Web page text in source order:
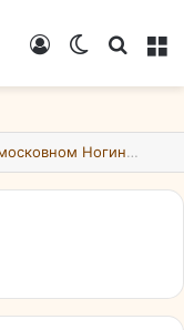
Switch
Войти
Пожар начался на нефтебазе в подмосковном Ногинске в результате атаки БПЛА ВСУ